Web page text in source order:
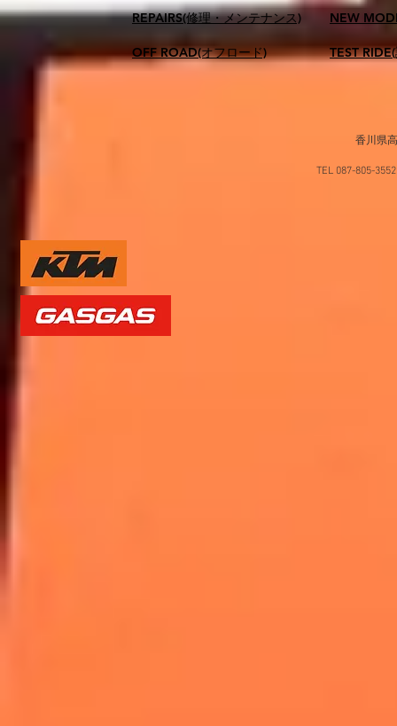
REPAIRS(修理・メンテナンス)
OFF ROAD(オフロード)
NEW
TEST
香川県
TEL 087-805-